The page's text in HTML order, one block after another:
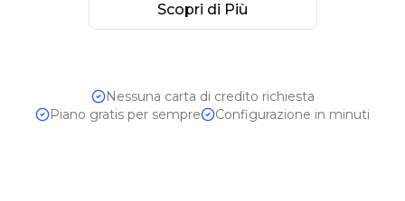
Scopri di Più
Nessuna carta di credito richiesta
Piano gratis per sempre
Configurazione in minuti